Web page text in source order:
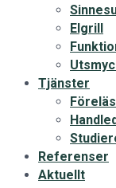
Elgrill
Tjänster
Referenser
Aktuellt